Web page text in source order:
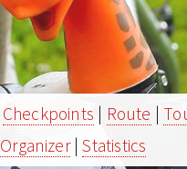
Checkpoints | Route |
Organizer|Statistics